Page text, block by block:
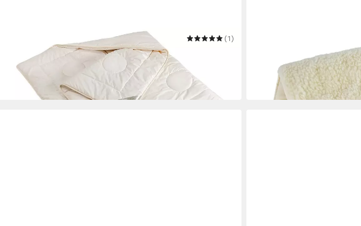
Naturhaarbettdecke Leichte Ganzjahresdecke Nadia
Mehrere Größen
(1)
ab 129,00 €
lieferbar in 3 Wochen
Topper Auflage Lammflor
Mehrere Größen
ab 239,00 €
lieferbar in 3 Wochen